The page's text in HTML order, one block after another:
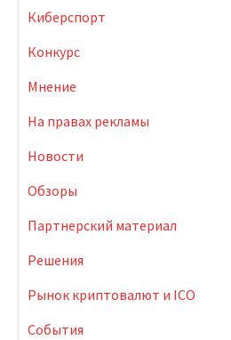
Киберспорт
Конкурс
Мнение
На правах рекламы
Новости
Обзоры
Партнерский материал
Решения
Рынок криптовалют и ICO
События